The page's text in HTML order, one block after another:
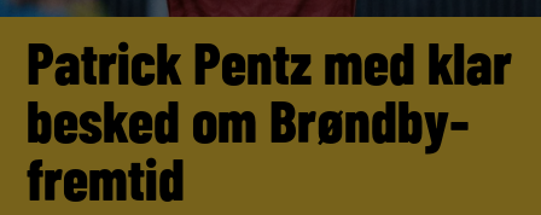
Patrick Pentz med klar
besked om Brøndby-
fremtid